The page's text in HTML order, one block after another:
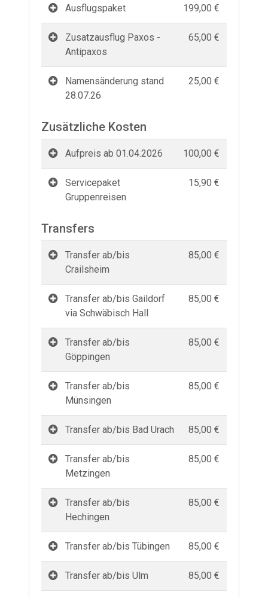
Ausflugspaket 199,00 €
Zusatzausflug Paxos -
Antipaxos
65,00 €
Namensänderung stand
28.07.26
25,00 €
Zusätzliche Kosten
Aufpreis ab 01.04.2026 100,00 €
Servicepaket
Gruppenreisen
15,90 €
Transfers
Transfer ab/bis
Crailsheim
85,00 €
Transfer ab/bis Gaildorf
via Schwäbisch Hall
85,00 €
Transfer ab/bis
Göppingen
85,00 €
Transfer ab/bis
Münsingen
85,00 €
Transfer ab/bis Bad Urach 85,00 €
Transfer ab/bis
Metzingen
85,00 €
Transfer ab/bis
Hechingen
85,00 €
Transfer ab/bis Tübingen 85,00 €
Transfer ab/bis Ulm 85,00 €